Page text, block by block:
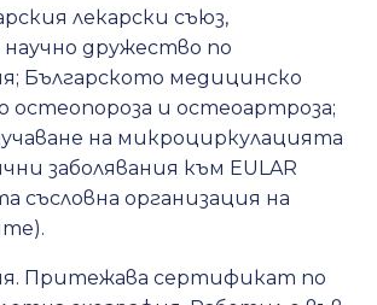
лекарски съюз,
дружество по
Българското медицинско
остеопороза и остеоартроза;
на микроциркулацията
заболявания към EULAR
съсловна организация на
Притежава сертификат по